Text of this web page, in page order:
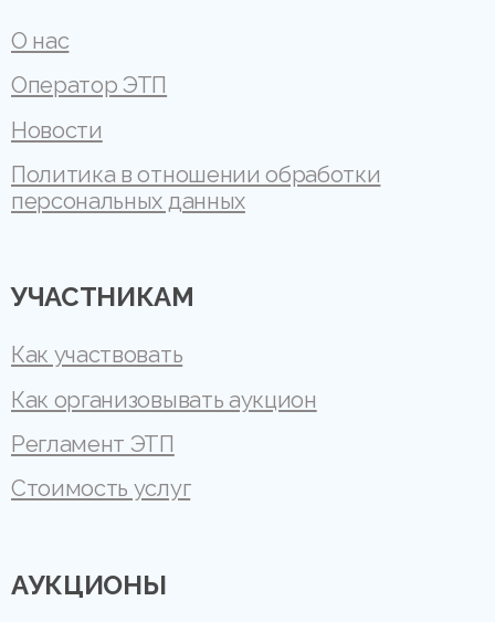
О нас
Оператор ЭТП
Новости
Политика в отношении обработки
персональных данных
УЧАСТНИКАМ
Как участвовать
Как организовывать аукцион
Регламент ЭТП
Стоимость услуг
АУКЦИОНЫ